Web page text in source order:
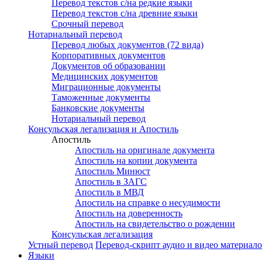
Перевод текстов с/на редкие языки
Перевод текстов с/на древние языки
Срочный перевод
Нотариальный перевод
Перевод любых документов (72 вида)
Корпоративных документов
Документов об образовании
Медицинских документов
Миграционные документы
Таможенные документы
Банковские документы
Нотариальный перевод
Консульская легализация и Апостиль
Апостиль
Апостиль на оригинале документа
Апостиль на копии документа
Апостиль Минюст
Апостиль в ЗАГС
Апостиль в МВД
Апостиль на справке о несудимости
Апостиль на доверенность
Апостиль на свидетельство о рождении
Консульская легализация
Устный перевод Перевод-скрипт аудио и видео
Языки